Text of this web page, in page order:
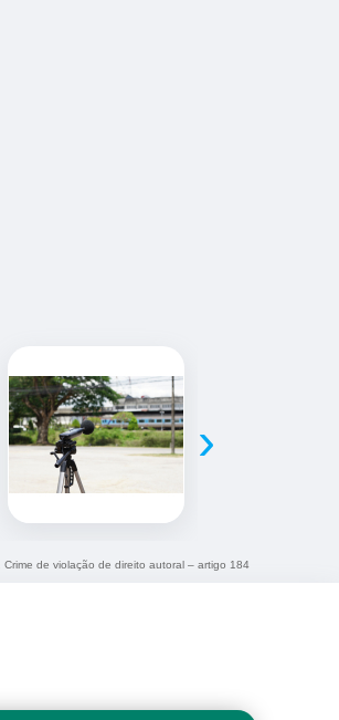
›
de violação de direito autoral – artigo 184